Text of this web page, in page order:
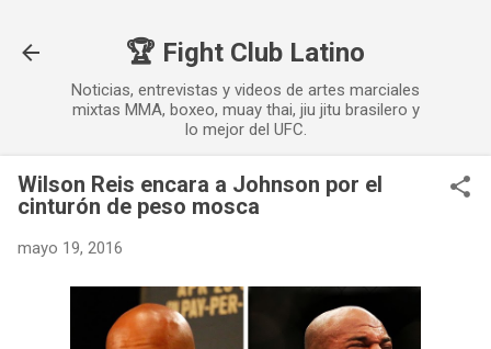
🏆 Fight Club Latino
Noticias, entrevistas y videos de artes marciales
mixtas MMA, boxeo, muay thai, jiu jitu brasilero y
lo mejor del UFC.
Wilson Reis encara a Johnson por el
cinturón de peso mosca
mayo 19, 2016